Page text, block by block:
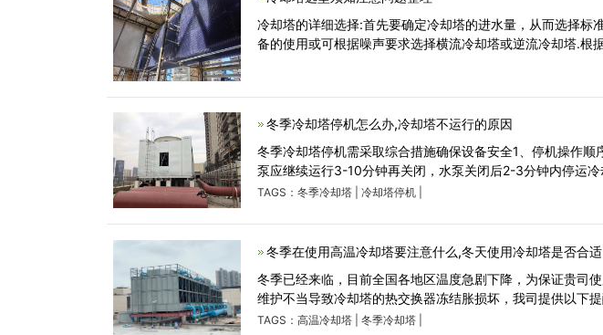
冷却塔的详细选择:首先要确定冷却塔的进水量，从而选择标
备的使用或可根据噪声要求选择横流冷却塔或逆流冷却塔.根
冬季冷却塔停机怎么办,冷却塔不运行的原因
冬季冷却塔停机需采取综合措施确保设备安全1、停机操作
泵应继续运行3-10分钟再关闭，水泵关闭后2-3分钟内停运
TAGS： 冬季冷却塔 冷却塔停机
冬季在使用高温冷却塔要注意什么,冬天使用冷却塔是否合适
冬季已经来临，目前全国各地区温度急剧下降，为保证贵司
维护不当导致冷却塔的热交换器冻结胀损坏，我司提供以下
TAGS： 高温冷却塔 冬季冷却塔